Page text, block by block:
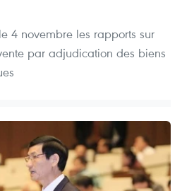
4 novembre les rapports sur
par adjudication des biens